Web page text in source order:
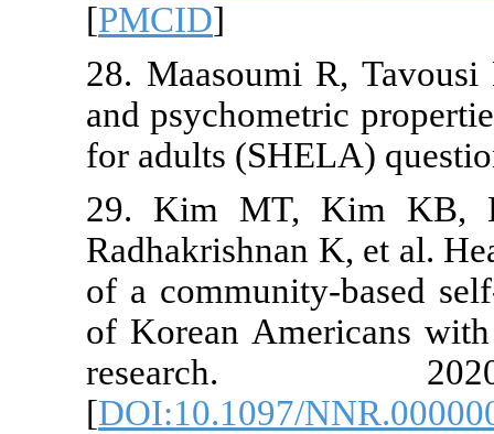
28.
and
for adults
29. Kim
of a
of Korean
[